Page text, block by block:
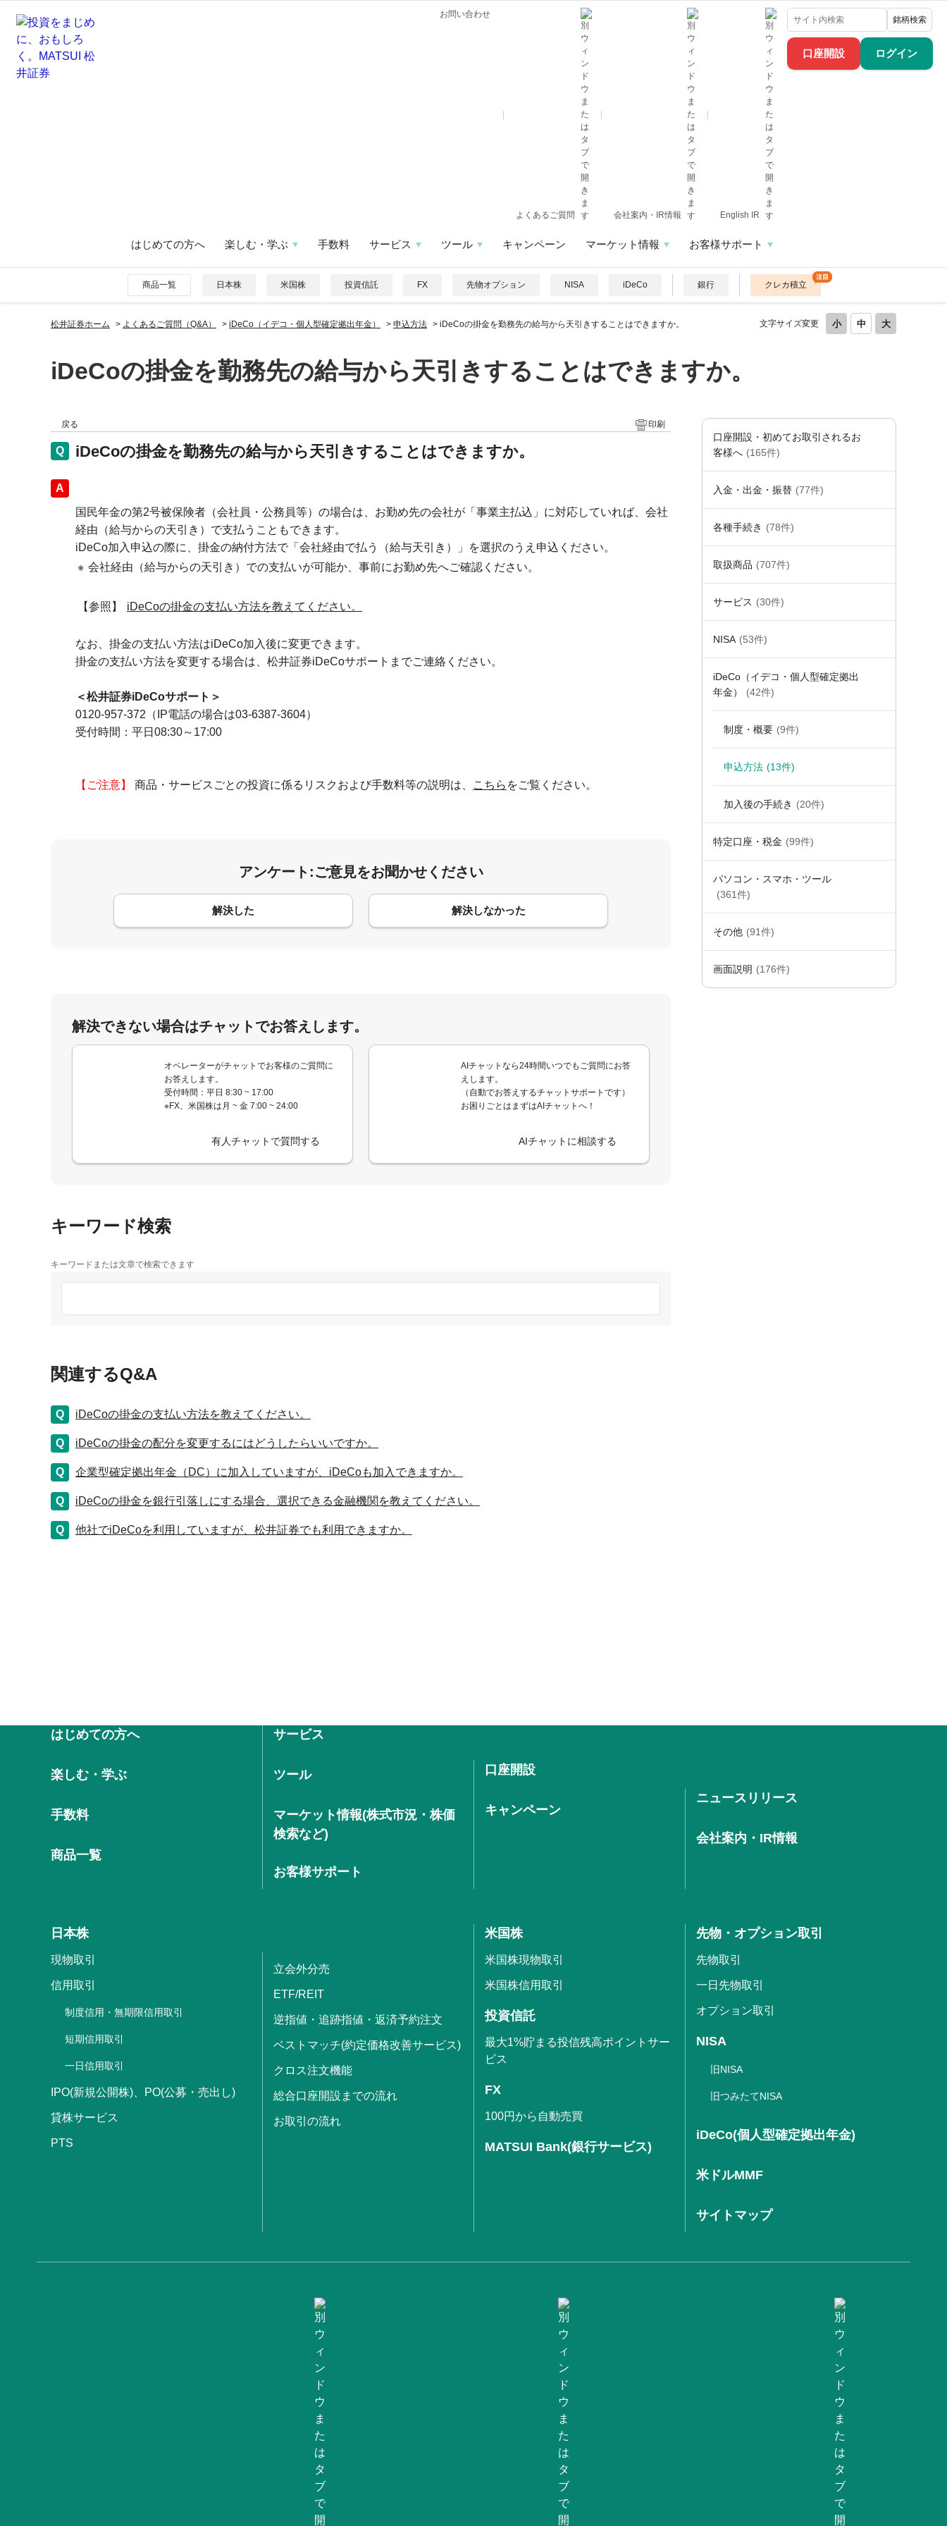
口座開設 ログイン
お問い合わせ
よくあるご質問 会社案内・IR情報 English IR
銘柄検索
はじめての方へ 楽しむ・学ぶ 手数料 サービス ツール キャンペーン マーケット情報 お客様サポート
商品一覧 日本株 米国株 投資信託 FX 先物オプション NISA iDeCo 銀行 クレカ積立
文字サイズ変更
松井証券ホーム > よくあるご質問（Q&A） > iDeCo（イデコ・個人型確定拠出年金） > 申込方法 > iDeCoの掛金を勤務先の給与から天引きすることはできますか。
iDeCoの掛金を勤務先の給与から天引きすることはできますか。
口座開設・初めてお取引されるお
客様へ (165件)
入金・出金・振替 (77件)
各種手続き (78件)
取扱商品 (707件)
サービス (30件)
NISA (53件)
iDeCo（イデコ・個人型確定拠出
年金）
(42件)
制度・概要 (9件)
申込方法 (13件)
加入後の手続き (20件)
特定口座・税金 (99件)
パソコン・スマホ・ツール
(361件)
その他 (91件)
画面説明 (176件)
戻る 印刷
iDeCoの掛金を勤務先の給与から天引きすることはできますか。
回答
国民年金の第2号被保険者（会社員・公務員等）の場合は、お勤め先の会社が「事業主払込」に対応していれば、会社
経由（給与からの天引き）で支払うこともできます。
iDeCo加入申込の際に、掛金の納付方法で「会社経由で払う（給与天引き）」を選択のうえ申込ください。
※ 会社経由（給与からの天引き）での支払いが可能か、事前にお勤め先へご確認ください。
【参照】 iDeCoの掛金の支払い方法を教えてください。
なお、掛金の支払い方法はiDeCo加入後に変更できます。
掛金の支払い方法を変更する場合は、松井証券iDeCoサポートまでご連絡ください。
＜松井証券iDeCoサポート＞
0120-957-372（IP電話の場合は03-6387-3604）
受付時間：平日08:30～17:00
【ご注意】 商品・サービスごとの投資に係るリスクおよび手数料等の説明は、 こちら をご覧ください。
アンケート:ご意見をお聞かせください
解決した 解決しなかった
コメント
解決できない場合はチャットでお答えします。
オペレーターがチャットでお客様のご質問に
お答えします。
受付時間：平日 8:30 ~ 17:00
※FX、米国株は月 ~ 金 7:00 ~ 24:00
有人チャットで質問する
AIチャットなら24時間いつでもご質問にお答
えします。
（自動でお答えするチャットサポートです）
お困りごとはまずはAIチャットへ！
AIチャットに相談する
キーワード検索
キーワードまたは文章で検索できます
関連するQ&A
iDeCoの掛金の支払い方法を教えてください。
iDeCoの掛金の配分を変更するにはどうしたらいいですか。
企業型確定拠出年金（DC）に加入していますが、iDeCoも加入できますか。
iDeCoの掛金を銀行引落しにする場合、選択できる金融機関を教えてください。
他社でiDeCoを利用していますが、松井証券でも利用できますか。
はじめての方へ
楽しむ・学ぶ
手数料
商品一覧
サービス
ツール
マーケット情報(株式市況・株価
検索など)
お客様サポート
口座開設
キャンペーン
ニュースリリース
会社案内・IR情報
日本株
現物取引
信用取引
制度信用・無期限信用取引
短期信用取引
一日信用取引
IPO(新規公開株)、PO(公募・売出し)
貸株サービス
PTS
立会外分売
ETF/REIT
逆指値・追跡指値・返済予約注文
ベストマッチ(約定価格改善サービス)
クロス注文機能
総合口座開設までの流れ
お取引の流れ
米国株
米国株現物取引
米国株信用取引
投資信託
最大1%貯まる投信残高ポイントサー
ビス
FX
100円から自動売買
MATSUI Bank(銀行サービス)
先物・オプション取引
先物取引
一日先物取引
オプション取引
NISA
旧NISA
旧つみたてNISA
iDeCo(個人型確定拠出年金)
米ドルMMF
サイトマップ